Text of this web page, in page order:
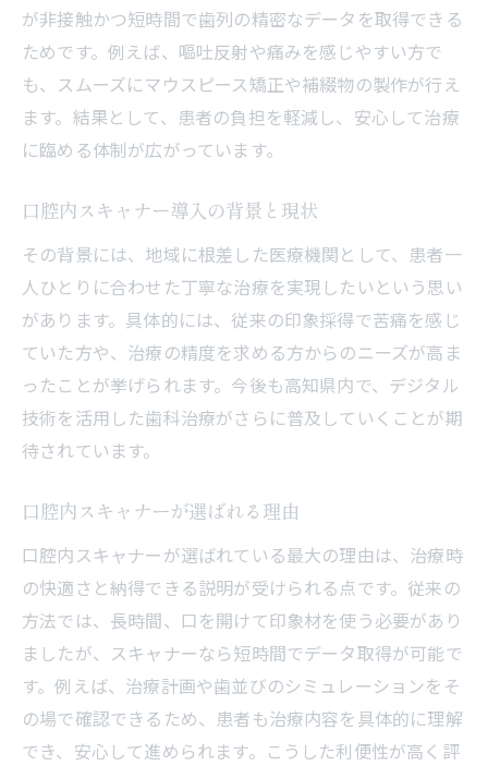
治療の痛みを抑える口腔内スキャナーの工
夫
口腔内スキャナーによる短時間での治療開
始
談
治療の不安を減らす口腔内スキャナーの利点
口腔内スキャナーが治療時の不安感を軽減
患者目線で考える口腔内スキャナーの利点
治療前後を比較できる安心の説明サポート
高知県の歯科医院で安心できる理由
口腔内スキャナーでミスを防ぐ安全性の向
上
マウスピース矯正も安心できる理由を解説
化
精密な歯型データで安心の矯正治療が可能
シミュレーションで治療後の歯並びを確認
口腔内スキャナー採用の矯正治療の特徴
高知県で人気のマウスピース矯正とデジタ
ル機器
が非接触かつ短時間で歯列の精密なデータを取得できる
ためです。例えば、嘔吐反射や痛みを感じやすい方で
も、スムーズにマウスピース矯正や補綴物の製作が行え
ます。結果として、患者の負担を軽減し、安心して治療
に臨める体制が広がっています。
口腔内スキャナー導入の背景と現状
その背景には、地域に根差した医療機関として、患者一
人ひとりに合わせた丁寧な治療を実現したいという思い
があります。具体的には、従来の印象採得で苦痛を感じ
ていた方や、治療の精度を求める方からのニーズが高ま
ったことが挙げられます。今後も高知県内で、デジタル
技術を活用した歯科治療がさらに普及していくことが期
待されています。
口腔内スキャナーが選ばれる理由
口腔内スキャナーが選ばれている最大の理由は、治療時
の快適さと納得できる説明が受けられる点です。従来の
方法では、長時間、口を開けて印象材を使う必要があり
ましたが、スキャナーなら短時間でデータ取得が可能で
す。例えば、治療計画や歯並びのシミュレーションをそ
の場で確認できるため、患者も治療内容を具体的に理解
でき、安心して進められます。こうした利便性が高く評